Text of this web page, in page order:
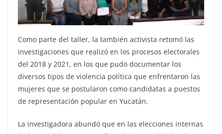
Como parte del taller, la también activista retomó las
investigaciones que realizó en los procesos electorales
del 2018 y 2021, en los que pudo documentar los
diversos tipos de violencia política que enfrentaron las
mujeres que se postularon como candidatas a puestos
de representación popular en Yucatán.
La investigadora abundó que en las elecciones internas